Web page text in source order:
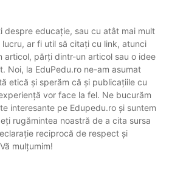
despre educație, sau cu atât mai mult
ar fi util să citați cu link, atunci
articol, părți dintr-un articol sau o idee
Noi, la EduPedu.ro ne-am asumat
etică și sperăm că și publicațiile cu
vor face la fel. Ne bucurăm
interesante pe Edupedu.ro și suntem
rugămintea noastră de a cita sursa
reciprocă de respect și
mulțumim!